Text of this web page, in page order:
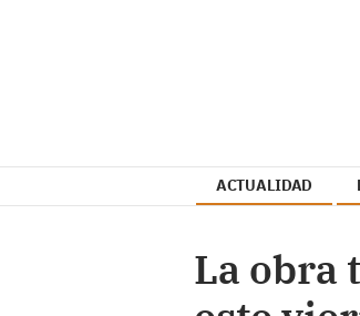
ACTUALIDAD
La obra